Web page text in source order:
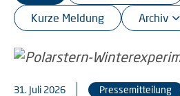
Kurze Meldung
31. Juli 2026 Pressemitteilung